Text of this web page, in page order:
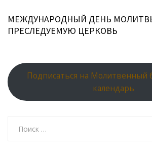
МЕЖДУНАРОДНЫЙ ДЕНЬ
ПРЕСЛЕДУЕМУЮ ЦЕРКОВЬ
Подписаться на Молитвенный
календарь